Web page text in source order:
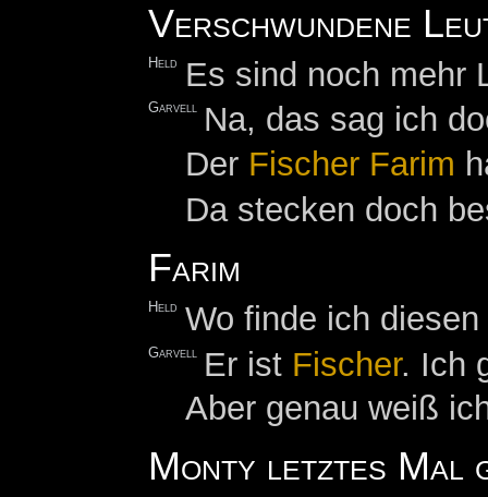
Verschwundene
Held Es sind noch mehr
Garvell Na, das sag ich
Der Fischer Farim
Da stecken doch
Farim
Held Wo finde ich
Garvell Er ist Fischer. Ich
Aber genau weiß
Monty letztes Mal